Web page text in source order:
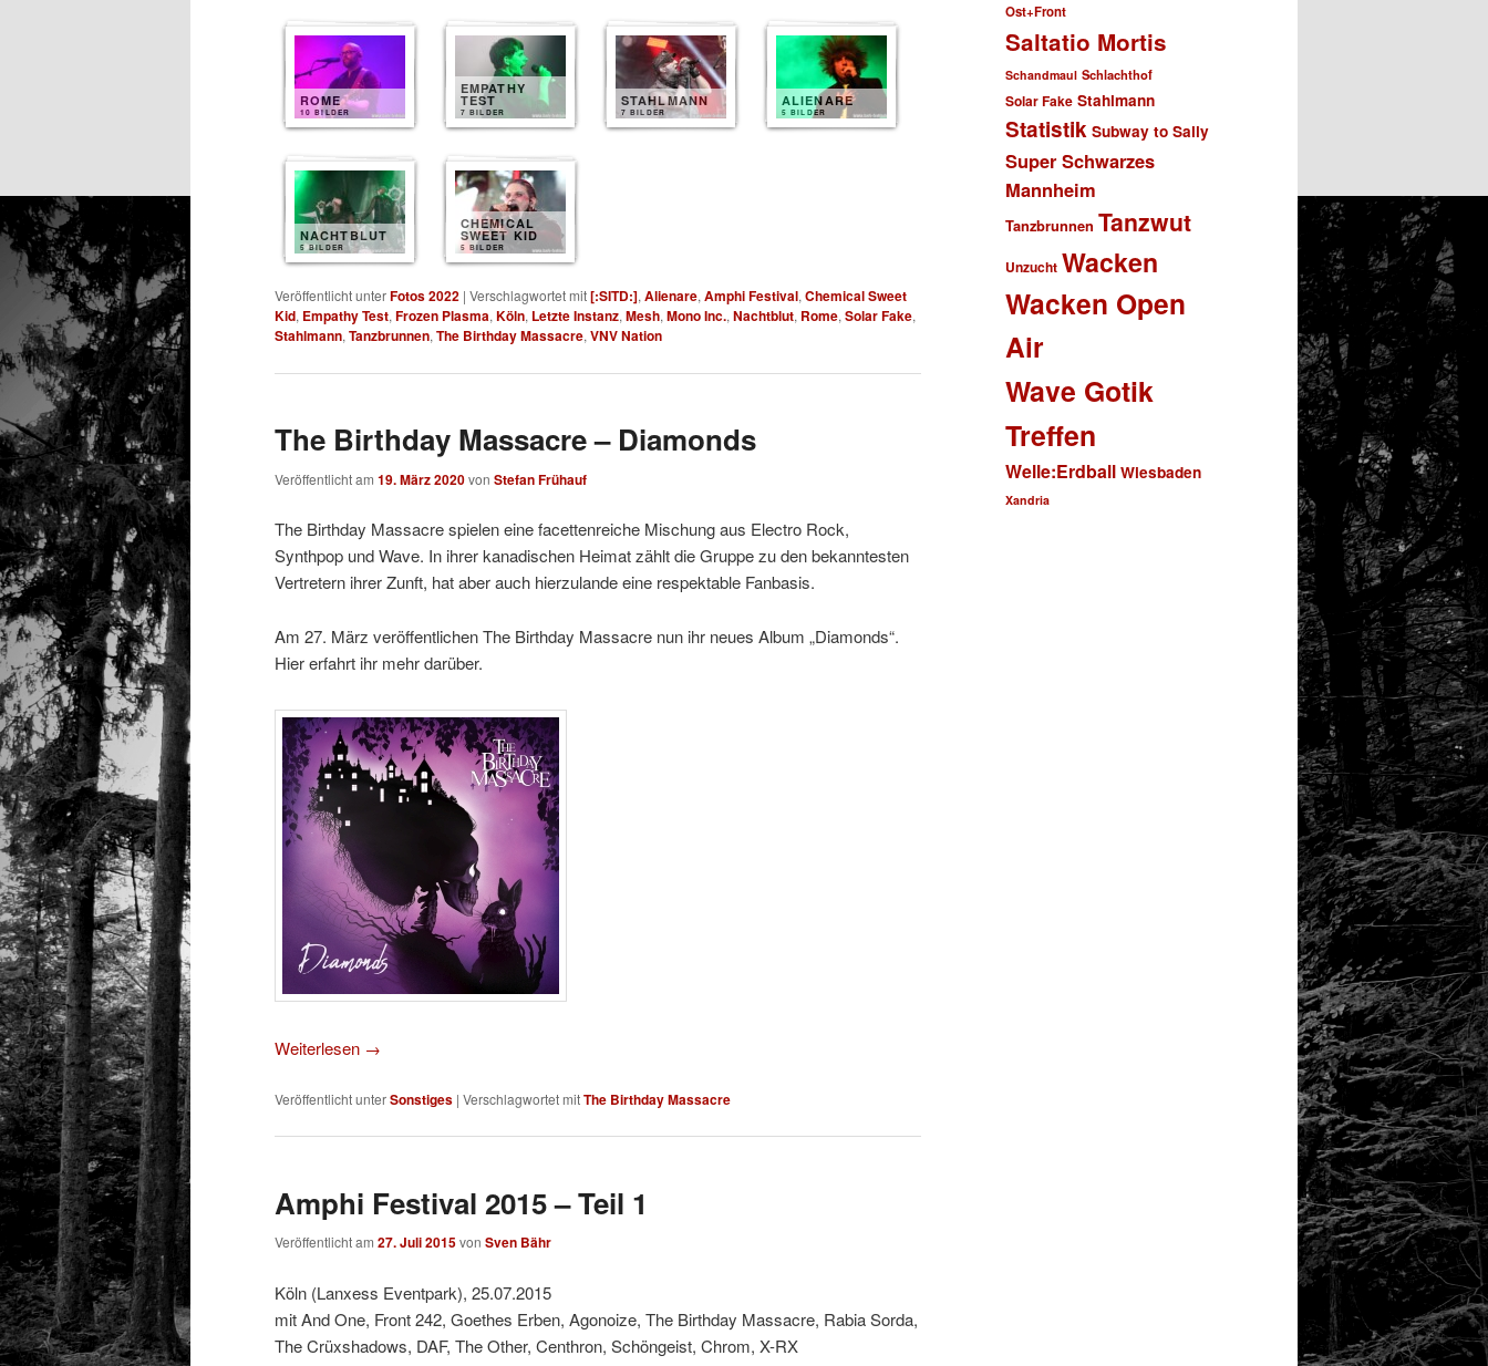
ROME
10 BILDER
EMPATHY
TEST
7 BILDER
STAHLMANN
7 BILDER
ALIENARE
5 BILDER
NACHTBLUT
5 BILDER
CHEMICAL
SWEET KID
5 BILDER
Veröffentlicht unterFotos 2022 | Verschlagwortet mit[:SITD:], Alienare, Amphi Festival, Chemical Sweet
Kid, Empathy Test, Frozen Plasma, Köln, Letzte Instanz, Mesh, Mono Inc., Nachtblut, Rome, Solar Fake,
Stahlmann, Tanzbrunnen, The Birthday Massacre, VNV Nation
The Birthday Massacre – Diamonds
Veröffentlicht am 19. März 2020von Stefan Frühauf
The Birthday Massacre spielen eine facettenreiche Mischung aus Electro Rock,
Synthpop und Wave. In ihrer kanadischen Heimat zählt die Gruppe zu den bekanntesten
Vertretern ihrer Zunft, hat aber auch hierzulande eine respektable Fanbasis.
Am 27. März veröffentlichen The Birthday Massacre nun ihr neues Album „Diamonds“.
Hier erfahrt ihr mehr darüber.
Weiterlesen →
Veröffentlicht unterSonstiges | Verschlagwortet mitThe Birthday Massacre
Amphi Festival 2015 – Teil 1
Veröffentlicht am 27. Juli 2015von Sven Bähr
Köln (Lanxess Eventpark), 25.07.2015
mit And One, Front 242, Goethes Erben, Agonoize, The Birthday Massacre, Rabia Sorda,
The Crüxshadows, DAF, The Other, Centhron, Schöngeist, Chrom, X-RX
Ost+Front
Saltatio Mortis
Schandmaul Schlachthof
Solar Fake Stahlmann
Statistik Subway to Sally
Super Schwarzes
Mannheim
Tanzbrunnen Tanzwut
Unzucht Wacken
Wacken Open
Air
Wave Gotik
Treffen
Welle:Erdball Wiesbaden
Xandria